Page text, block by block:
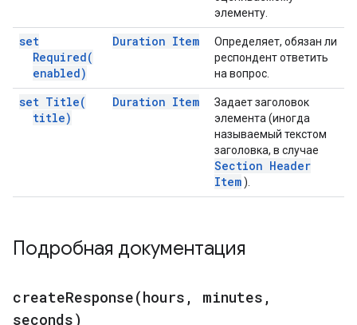
элементу.
set
Required(
enabled)
Duration Item
Определяет, обязан ли
респондент ответить
на вопрос.
set Title(
title)
Duration Item
Задает заголовок
элемента (иногда
называемый текстом
заголовка, в случае
Section Header
Item).
Подробная документация
createResponse(hours , minutes ,
seconds)